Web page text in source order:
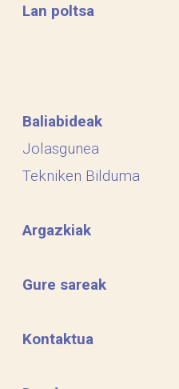
Lan poltsa
Baliabideak
Jolasgunea
Tekniken Bilduma
Argazkiak
Gure sareak
Kontaktua